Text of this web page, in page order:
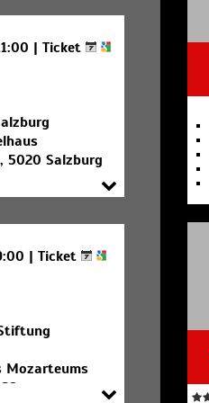
| Ticket
5020 Salzburg
| Ticket
Mozarteums